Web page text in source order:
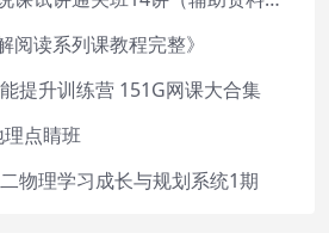
阅读系列课教程完整》
提升训练营 151G网课大合集
点睛班
物理学习成长与规划系统1期